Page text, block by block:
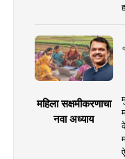
महिला सक्षमीकरणाचा
नवा अध्याय